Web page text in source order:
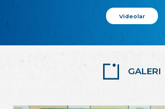
Videolar
GALERI